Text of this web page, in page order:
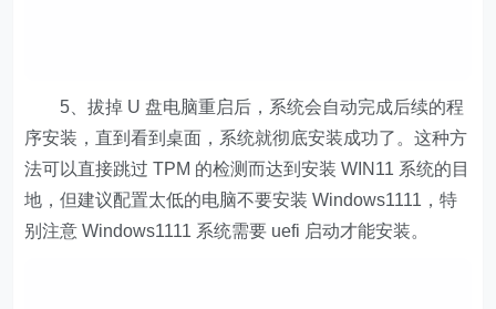
5、拔掉 U 盘电脑重启后，系统会自动完成后续的程
序安装，直到看到桌面，系统就彻底安装成功了。这种方
法可以直接跳过 TPM 的检测而达到安装 WIN11 系统的目
地，但建议配置太低的电脑不要安装 Windows1111，特
别注意 Windows1111 系统需要 uefi 启动才能安装。